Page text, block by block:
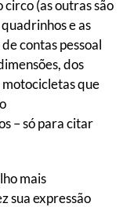
circo (as outras são
e as
contas pessoal
dos
motocicletas que
– só para citar
mais
sua expressão